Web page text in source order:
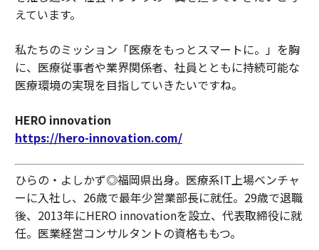
えています。
私たちのミッション「医療をもっとスマートに。」を胸
に、医療従事者や業界関係者、社員とともに持続可能な
医療環境の実現を目指していきたいですね。
HERO innovation
https://hero-innovation.com/
ひらの・よしかず◎福岡県出身。医療系IT上場ベンチャ
ーに入社し、26歳で最年少営業部長に就任。29歳で退職
後、2013年にHERO innovationを設立、代表取締役に就
任。医業経営コンサルタントの資格ももつ。